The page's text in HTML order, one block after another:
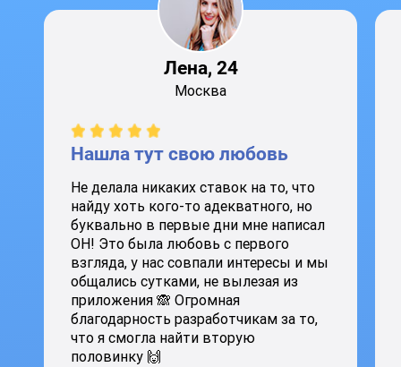
Лена, 24
Москва
Нашла тут свою любовь
Не делала никаких ставок на то, что
найду хоть кого-то адекватного, но
буквально в первые дни мне написал
ОН! Это была любовь с первого
взгляда, у нас совпали интересы и мы
общались сутками, не вылезая из
приложения 🙈 Огромная
благодарность разработчикам за то,
что я смогла найти вторую
половинку 🙌